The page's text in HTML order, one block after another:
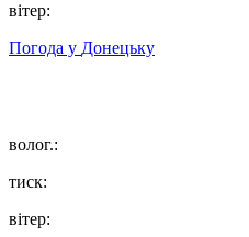
вітер:
Погода у Донецьку
волог.:
тиск:
вітер: